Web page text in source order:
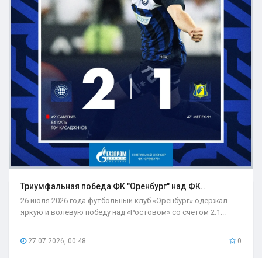
Триумфальная победа ФК "Оренбург" над ФК..
26 июля 2026 года футбольный клуб «Оренбург» одержал
яркую и волевую победу над «Ростовом» со счётом 2:1...
27.07.2026, 00:48 0